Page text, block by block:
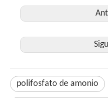
polifosfato de amonio